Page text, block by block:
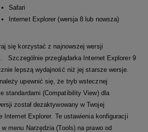
Safari
Internet Explorer (wersja 8 lub nowsza)
się korzystać z najnowszej wersji
Szczególnie przeglądarka Internet Explorer 9
lepszą wydajność niż jej starsze wersje.
upewnić się, że tryb wstecznej
standardami (Compatibility View) dla
został dezaktywowany w Twojej
Internet Explorer. Te ustawienia konfiguracji
menu Narzędzia (Tools) na prawo od